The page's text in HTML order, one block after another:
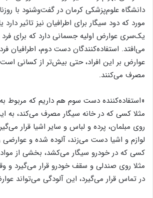
دانشگاه علوم‌پزشکی کرمان در گفت‌وشنود با
مورد که دود سیگار برای اطرافیان نیز تاثیر
یک‌سری عوارض اولیه جسمانی دارد که برای
می‌افتد. استفاده‌کنندگان دست دوم، اطرافیان
عوارض بر این افراد، حتی بیش‌تر از کسانی
مصرف می‌کنند.
«استفاده‌کننده دست سوم هم داریم که مربوط
مثلا کسی که در خانه سیگار مصرف می‌کند، به
روی مبلمان، پرده و لباس و سایر اشیا قرار
لوازم و اشیا دست می‌زند، آلوده شده و
کسی که در خودرو سیگار می‌کشد، بخشی از
مثلا روی صندلی و سقف خودرو قرار می‌گیرد و
در تماس قرار می‌گیرد، این آلودگی می‌تواند